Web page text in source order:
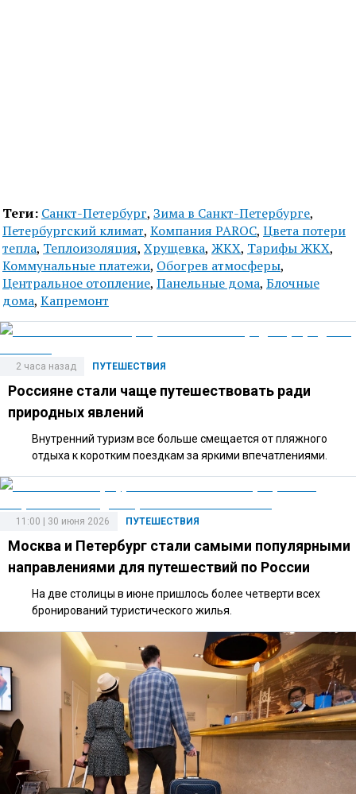
Теги: Санкт-Петербург, Зима в Санкт-Петербурге,
Петербургский климат, Компания PAROC, Цвета потери
тепла, Теплоизоляция, Хрущевка, ЖКХ, Тарифы ЖКХ,
Коммунальные платежи, Обогрев атмосферы,
Центральное отопление, Панельные дома, Блочные
дома, Капремонт
ПУТЕШЕСТВИЯ
2 часа назад
Россияне стали чаще путешествовать ради
природных явлений
Внутренний туризм все больше смещается от пляжного
отдыха к коротким поездкам за яркими впечатлениями.
ПУТЕШЕСТВИЯ
11:00 | 30 июня 2026
Москва и Петербург стали самыми популярными
направлениями для путешествий по России
На две столицы в июне пришлось более четверти всех
бронирований туристического жилья.